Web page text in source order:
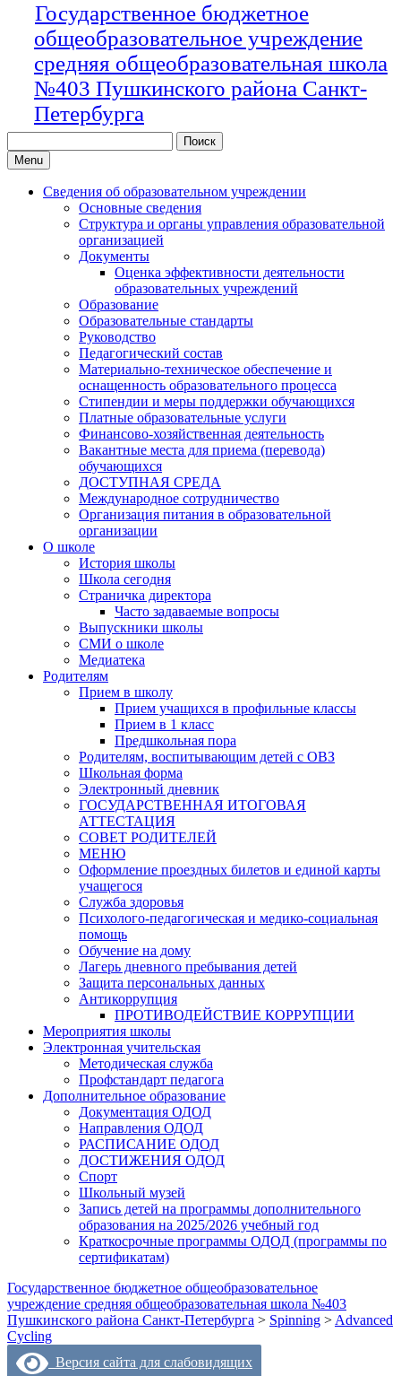
Государственное бюджетное
общеобразовательное учреждение
средняя общеобразовательная школа
№403 Пушкинского района Санкт-
Петербурга
for:Menu
Сведения об образовательном учреждении
Основные сведения
Структура и органы управления образовательной
организацией
Документы
Оценка эффективности деятельности
образовательных учреждений
Образование
Образовательные стандарты
Руководство
Педагогический состав
Материально-техническое обеспечение и
оснащенность образовательного процесса
Стипендии и меры поддержки обучающихся
Платные образовательные услуги
Финансово-хозяйственная деятельность
Вакантные места для приема (перевода)
обучающихся
ДОСТУПНАЯ СРЕДА
Международное сотрудничество
Организация питания в образовательной
организации
О школе
История школы
Школа сегодня
Страничка директора
Часто задаваемые вопросы
Выпускники школы
СМИ о школе
Медиатека
Родителям
Прием в школу
Прием учащихся в профильные классы
Прием в 1 класс
Предшкольная пора
Родителям, воспитывающим детей с ОВЗ
Школьная форма
Электронный дневник
ГОСУДАРСТВЕННАЯ ИТОГОВАЯ
АТТЕСТАЦИЯ
СОВЕТ РОДИТЕЛЕЙ
МЕНЮ
Оформление проездных билетов и единой карты
учащегося
Служба здоровья
Психолого-педагогическая и медико-социальная
помощь
Обучение на дому
Лагерь дневного пребывания детей
Защита персональных данных
Антикоррупция
ПРОТИВОДЕЙСТВИЕ КОРРУПЦИИ
Мероприятия школы
Электронная учительская
Методическая служба
Профстандарт педагога
Дополнительное образование
Документация ОДОД
Направления ОДОД
РАСПИСАНИЕ ОДОД
ДОСТИЖЕНИЯ ОДОД
Спорт
Школьный музей
Запись детей на программы дополнительного
образования на 2025/2026 учебный год
Краткосрочные программы ОДОД (программы по
сертификатам)
Государственное бюджетное общеобразовательное
учреждение средняя общеобразовательная школа №403
Пушкинского района Санкт-Петербурга > Spinning > Advanced
Cycling
Версия сайта для слабовидящих